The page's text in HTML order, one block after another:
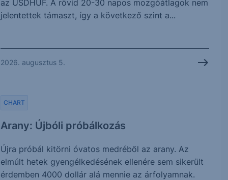
az USDHUF. A rövid 20-30 napos mozgóátlagok nem
jelentettek támaszt, így a következő szint a...
2026. augusztus 5.
Arany: Újbóli próbálkozás
CHART
Újra próbál kitörni óvatos medréből az arany. Az
elmúlt hetek gyengélkedésének ellenére sem sikerült
érdemben 4000 dollár alá mennie az árfolyamnak.